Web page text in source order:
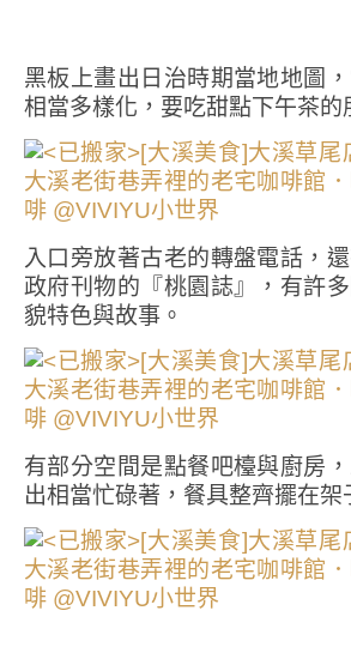
黑板上畫出日治時期當地地圖
相當多樣化，要吃甜點下午茶的
入口旁放著古老的轉盤電話，
政府刊物的『桃園誌』，有許
貌特色與故事。
有部分空間是點餐吧檯與廚房
出相當忙碌著，餐具整齊擺在架